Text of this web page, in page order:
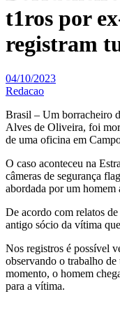
t1ros por
registram
04/10/2023
Redacao
Brasil – Um borracheiro
Alves de Oliveira, foi
de uma oficina em
O caso aconteceu na
câmeras de segurança
abordada por um homem
De acordo com relatos
antigo sócio da vítima
Nos registros é possível
observando o trabalho
momento, o homem
para a vítima.